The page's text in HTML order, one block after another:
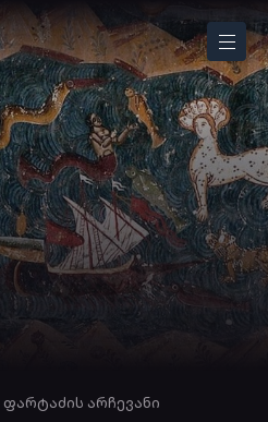
ფარტაძის არჩევანი